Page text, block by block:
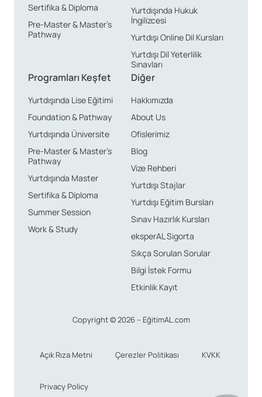
Sertifika & Diploma
Pre-Master & Master’s
Pathway
Yurtdışında Hukuk
İngilizcesi
Yurtdışı Online Dil Kursları
Yurtdışı Dil Yeterlilik
Sınavları
Programları Keşfet
Yurtdışında Lise Eğitimi
Foundation & Pathway
Yurtdışında Üniversite
Pre-Master & Master’s
Pathway
Yurtdışında Master
Sertifika & Diploma
Summer Session
Work & Study
Diğer
Hakkımızda
About Us
Ofislerimiz
Blog
Vize Rehberi
Yurtdışı Stajlar
Yurtdışı Eğitim Bursları
Sınav Hazırlık Kursları
eksperAL Sigorta
Sıkça Sorulan Sorular
Bilgi İstek Formu
Etkinlik Kayıt
Copyright © 2026 – EğitimAL.com
Açık Rıza Metni Çerezler Politikası KVKK
Privacy Policy